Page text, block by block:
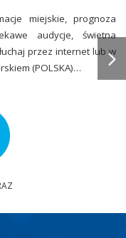
miejskie, prognoza
audycje, świetna
przez internet lub w
(POLSKA)…